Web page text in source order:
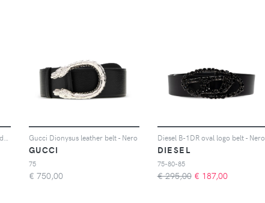
Gucci Dionysus leather belt - Nero
GUCCI
75
€ 750,00
Diesel B-1DR oval logo belt - Nero
DIESEL
75-80-85
€ 295,00 € 187,00